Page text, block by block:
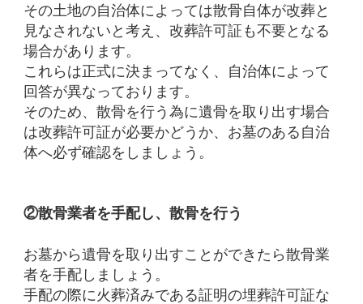
その土地の自治体によっては散骨自体が改葬と
見なされないと考え、改葬許可証も不要となる
場合があります。
これらは正式に決まってなく、自治体によって
回答が異なっております。
そのため、散骨を行う為に遺骨を取り出す場合
は改葬許可証が必要かどうか、お墓のある自治
体へ必ず確認をしましょう。
②散骨業者を手配し、散骨を行う
お墓から遺骨を取り出すことができたら散骨業
者を手配しましょう。
手配の際に火葬済みである証明の埋葬許可証な